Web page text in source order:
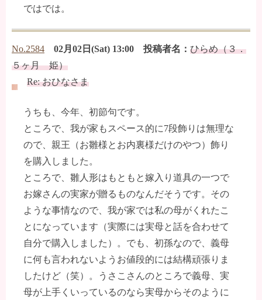
ではでは。
No.2584 02月02日(Sat) 13:00 投稿者名： ひらめ（３．
５ヶ月 姫）
Re: おひなさま
うちも、今年、初節句です。
ところで、我が家もスペース的に7段飾りは無理な
ので、親王（お雛様とお内裏様だけのやつ）飾り
を購入しました。
ところで、雛人形はもともと嫁入り道具の一つで
お嫁さんの実家が贈るものなんだそうです。その
ような事情なので、我が家では私の母がくれたこ
とになっています（実際には実母と話を合わせて
自分で購入しました）。でも、初孫なので、義母
に何も言われないようお値段的には結構頑張りま
したけど（笑）。うさこさんのところで義母、実
母が上手くいっているのなら実母からそのように